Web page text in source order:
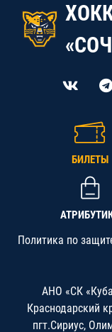
БИЛЕТЫ
Политика по
АНО «СК
Краснодарский
пгт.Сириус,